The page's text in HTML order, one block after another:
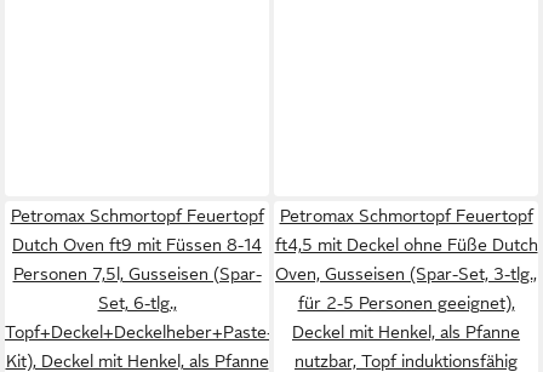
Petromax Schmortopf Feuertopf
Dutch Oven ft9 mit Füssen 8-14
Personen 7,5l, Gusseisen (Spar-
Set, 6-tlg.,
Topf+Deckel+Deckelheber+Paste+Schaber+Feuer-
Kit), Deckel mit Henkel, als Pfanne
Petromax Schmortopf Feuertopf
ft4,5 mit Deckel ohne Füße Dutch
Oven, Gusseisen (Spar-Set, 3-tlg.,
für 2-5 Personen geeignet),
Deckel mit Henkel, als Pfanne
nutzbar, Topf induktionsfähig